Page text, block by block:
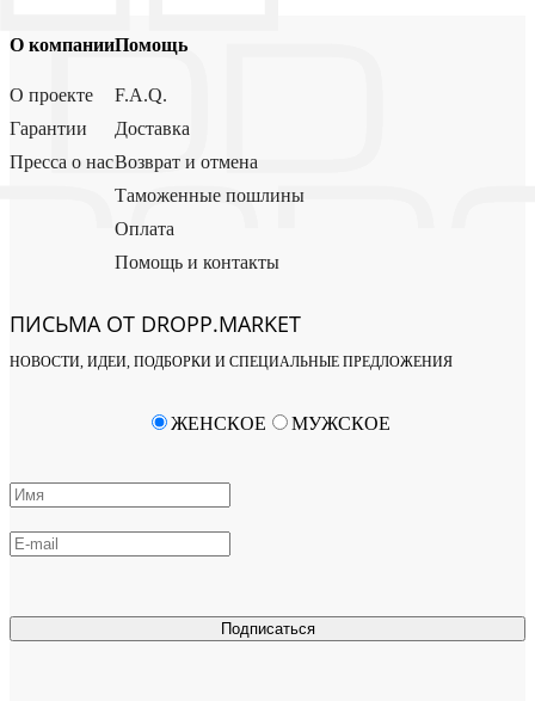
О компании
О проекте
Гарантии
Пресса о нас
Помощь
F.A.Q.
Доставка
Возврат и отмена
Таможенные пошлины
Оплата
Помощь и контакты
ПИСЬМА ОТ DROPP.MARKET
НОВОСТИ, ИДЕИ, ПОДБОРКИ И СПЕЦИАЛЬНЫЕ ПРЕДЛОЖЕНИЯ
Подписаться
ЖЕНСКОЕ МУЖСКОЕ